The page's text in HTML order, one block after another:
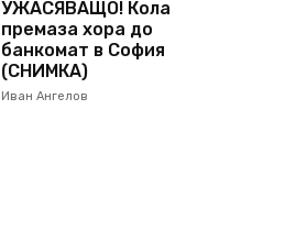
УЖАСЯВАЩО! Кола
премаза хора до
банкомат в София
(СНИМКА)
Иван Ангелов